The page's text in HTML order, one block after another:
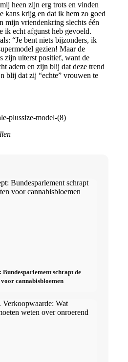
heen zijn erg trots en vinden
kans krijg en dat ik hem zo goed
mijn vriendenkring slechts één
ik echt afgunst heb gevoeld.
“Je bent niets bijzonders, ik
gezien! Maar de
zijn uiterst positief, want de
adem en zijn blij dat deze trend
blij dat zij “echte” vrouwen te
Bundesparlement schrapt de
cannabisbloemen